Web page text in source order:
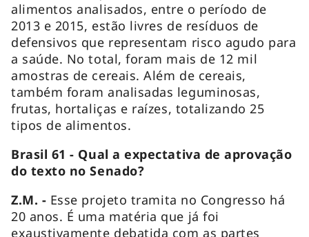
alimentos analisados, entre o período de
2013 e 2015, estão livres de resíduos de
defensivos que representam risco agudo para
a saúde. No total, foram mais de 12 mil
amostras de cereais. Além de cereais,
também foram analisadas leguminosas,
frutas, hortaliças e raízes, totalizando 25
tipos de alimentos.
Brasil 61 - Qual a expectativa de aprovação
do texto no Senado?
Z.M. - Esse projeto tramita no Congresso há
20 anos. É uma matéria que já foi
exaustivamente debatida com as partes